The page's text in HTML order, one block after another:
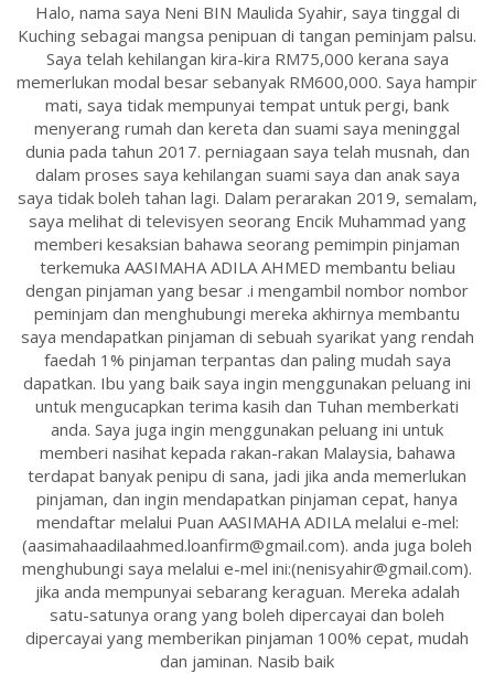
Halo, nama saya Neni BIN Maulida Syahir, saya tinggal di
Kuching sebagai mangsa penipuan di tangan peminjam palsu.
Saya telah kehilangan kira-kira RM75,000 kerana saya
memerlukan modal besar sebanyak RM600,000. Saya hampir
mati, saya tidak mempunyai tempat untuk pergi, bank
menyerang rumah dan kereta dan suami saya meninggal
dunia pada tahun 2017. perniagaan saya telah musnah, dan
dalam proses saya kehilangan suami saya dan anak saya
saya tidak boleh tahan lagi. Dalam perarakan 2019, semalam,
saya melihat di televisyen seorang Encik Muhammad yang
memberi kesaksian bahawa seorang pemimpin pinjaman
terkemuka AASIMAHA ADILA AHMED membantu beliau
dengan pinjaman yang besar .i mengambil nombor nombor
peminjam dan menghubungi mereka akhirnya membantu
saya mendapatkan pinjaman di sebuah syarikat yang rendah
faedah 1% pinjaman terpantas dan paling mudah saya
dapatkan. Ibu yang baik saya ingin menggunakan peluang ini
untuk mengucapkan terima kasih dan Tuhan memberkati
anda. Saya juga ingin menggunakan peluang ini untuk
memberi nasihat kepada rakan-rakan Malaysia, bahawa
terdapat banyak penipu di sana, jadi jika anda memerlukan
pinjaman, dan ingin mendapatkan pinjaman cepat, hanya
mendaftar melalui Puan AASIMAHA ADILA melalui e-mel:
(aasimahaadilaahmed.loanfirm@gmail.com). anda juga boleh
menghubungi saya melalui e-mel ini:(nenisyahir@gmail.com).
jika anda mempunyai sebarang keraguan. Mereka adalah
satu-satunya orang yang boleh dipercayai dan boleh
dipercayai yang memberikan pinjaman 100% cepat, mudah
dan jaminan. Nasib baik